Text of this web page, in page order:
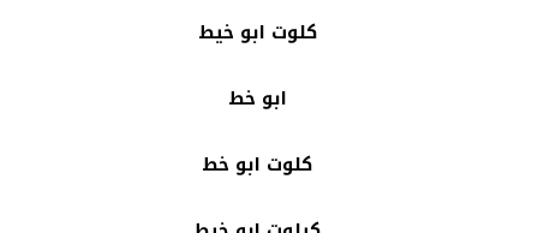
كلوت ابو خيط
ابو خط
كلوت ابو خط